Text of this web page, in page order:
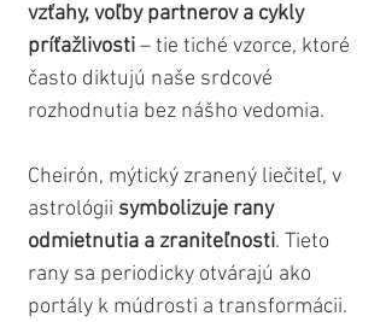
vzťahy, voľby partnerov a cykly
príťažlivosti – tie tiché vzorce, ktoré
často diktujú naše srdcové
rozhodnutia bez nášho vedomia.
Cheirón, mýtický zranený liečiteľ, v
astrológii symbolizuje rany
odmietnutia a zraniteľnosti. Tieto
rany sa periodicky otvárajú ako
portály k múdrosti a transformácii.